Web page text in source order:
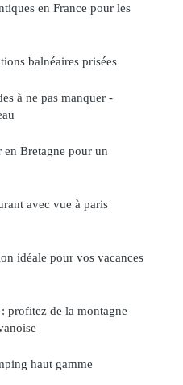
en France pour les
balnéaires prisées
à ne pas manquer -
Bretagne pour un
avec vue à paris
idéale pour vos vacances
profitez de la montagne
haut gamme